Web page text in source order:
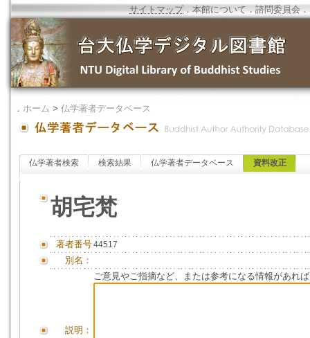
サイトマップ．本館について ．諮問委員会 ．
． ホーム > 仏学著者データベース
仏学著者検索 検索結果 仏学著者データベース 資料改正
胡宅梵
著者番号44517
別名：
説明：
ご意見やご指摘など、または参考になる情報があれ